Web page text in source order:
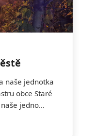
naše jednotka
obce Staré
jedno...